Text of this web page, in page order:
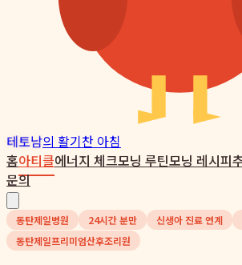
테토남의 활기찬 아침
홈아티클에너지 체크모닝 루틴모닝 레시피
문의
동탄제일병원 24시간 분만 신생아 진료 연계
동탄제일프리미엄산후조리원